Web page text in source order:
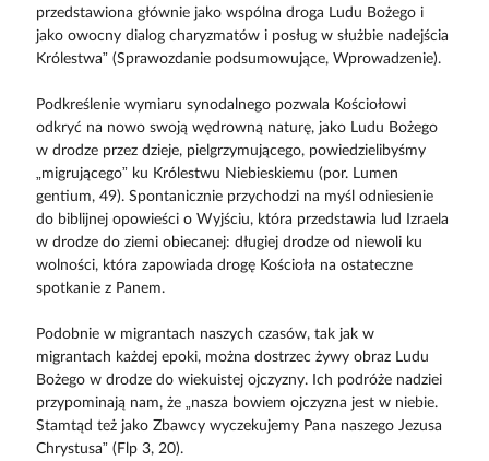
przedstawiona głównie jako wspólna droga Ludu Bożego i
jako owocny dialog charyzmatów i posług w służbie nadejścia
Królestwa” (Sprawozdanie podsumowujące, Wprowadzenie).
Podkreślenie wymiaru synodalnego pozwala Kościołowi
odkryć na nowo swoją wędrowną naturę, jako Ludu Bożego
w drodze przez dzieje, pielgrzymującego, powiedzielibyśmy
„migrującego” ku Królestwu Niebieskiemu (por. Lumen
gentium, 49). Spontanicznie przychodzi na myśl odniesienie
do biblijnej opowieści o Wyjściu, która przedstawia lud Izraela
w drodze do ziemi obiecanej: długiej drodze od niewoli ku
wolności, która zapowiada drogę Kościoła na ostateczne
spotkanie z Panem.
Podobnie w migrantach naszych czasów, tak jak w
migrantach każdej epoki, można dostrzec żywy obraz Ludu
Bożego w drodze do wiekuistej ojczyzny. Ich podróże nadziei
przypominają nam, że „nasza bowiem ojczyzna jest w niebie.
Stamtąd też jako Zbawcy wyczekujemy Pana naszego Jezusa
Chrystusa” (Flp 3, 20).